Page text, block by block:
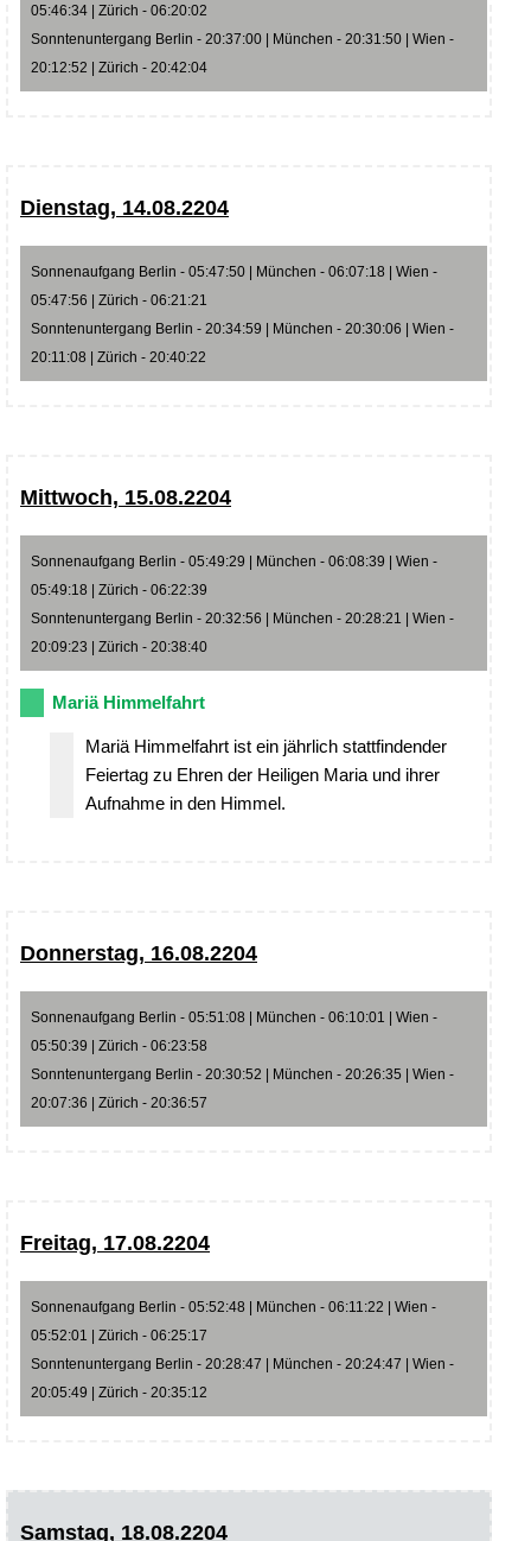
05:46:34 | Zürich - 06:20:02
Sonntenuntergang Berlin - 20:37:00 | München - 20:31:50 | Wien -
20:12:52 | Zürich - 20:42:04
Dienstag, 14.08.2204
Sonnenaufgang Berlin - 05:47:50 | München - 06:07:18 | Wien -
05:47:56 | Zürich - 06:21:21
Sonntenuntergang Berlin - 20:34:59 | München - 20:30:06 | Wien -
20:11:08 | Zürich - 20:40:22
Mittwoch, 15.08.2204
Sonnenaufgang Berlin - 05:49:29 | München - 06:08:39 | Wien -
05:49:18 | Zürich - 06:22:39
Sonntenuntergang Berlin - 20:32:56 | München - 20:28:21 | Wien -
20:09:23 | Zürich - 20:38:40
Mariä Himmelfahrt
Mariä Himmelfahrt ist ein jährlich stattfindender
Feiertag zu Ehren der Heiligen Maria und ihrer
Aufnahme in den Himmel.
Donnerstag, 16.08.2204
Sonnenaufgang Berlin - 05:51:08 | München - 06:10:01 | Wien -
05:50:39 | Zürich - 06:23:58
Sonntenuntergang Berlin - 20:30:52 | München - 20:26:35 | Wien -
20:07:36 | Zürich - 20:36:57
Freitag, 17.08.2204
Sonnenaufgang Berlin - 05:52:48 | München - 06:11:22 | Wien -
05:52:01 | Zürich - 06:25:17
Sonntenuntergang Berlin - 20:28:47 | München - 20:24:47 | Wien -
20:05:49 | Zürich - 20:35:12
Samstag, 18.08.2204